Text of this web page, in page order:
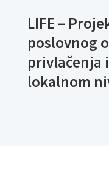
LIFE –
poslovnog
privlačenja
lokalnom